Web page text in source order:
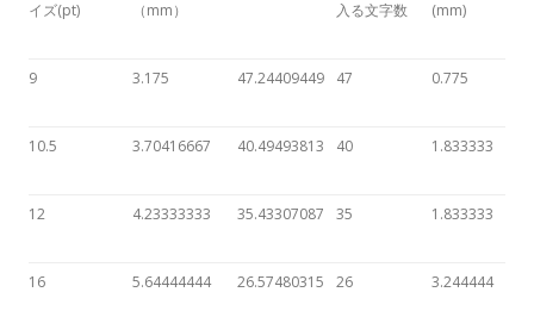
イズ(pt)
（mm）
入る文字数
(mm)
9 3.175 47.24409449 47 0.775
10.5 3.70416667 40.49493813 40 1.833333
12 4.23333333 35.43307087 35 1.833333
16 5.64444444 26.57480315 26 3.244444